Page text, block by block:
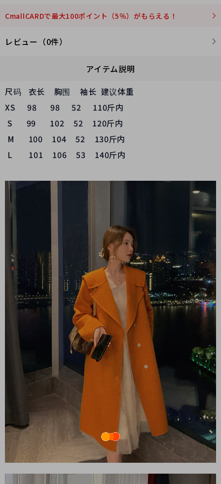
CmallCARDで最大100ポイント（5％）がもらえる！
レビュー（0件）
アイテム説明
尺码 衣长 胸围 袖长 建议体重
XS 98 98 52 110斤内
S 99 102 52 120斤内
M 100 104 52 130斤内
L 101 106 53 140斤内